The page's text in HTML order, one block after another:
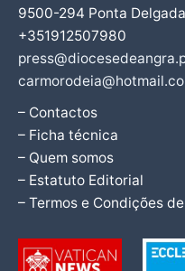
9500-294 Ponta Delgada
+351912507980
– Contactos
– Ficha técnica
– Quem somos
– Estatuto Editorial
– Termos e Condições